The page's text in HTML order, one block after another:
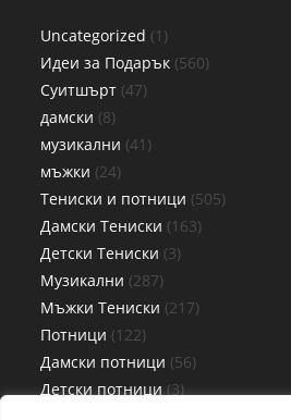
Uncategorized 1
Идеи за Подарък 560
Суитшърт 47
дамски 8
музикални 41
мъжки 24
Тениски и потници 505
Дамски Тениски 163
Детски Тениски 3
Музикални 287
Мъжки Тениски 217
Потници 122
Дамски потници 56
Детски потници 3